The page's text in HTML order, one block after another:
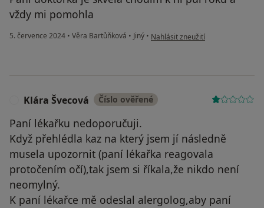
vždy mi pomohla
5. července 2024 • Věra Bartůňková • Jiný • podle názoru uživatele Nikola
Nahlásit zneužití
Klára Švecová Číslo ověřené
Paní lékařku nedoporučuji.
Když přehlédla kaz na který jsem jí následně
musela upozornit (paní lékařka reagovala
protočením očí),tak jsem si říkala,že nikdo není
neomylný.
K paní lékařce mě odeslal alergolog,aby paní